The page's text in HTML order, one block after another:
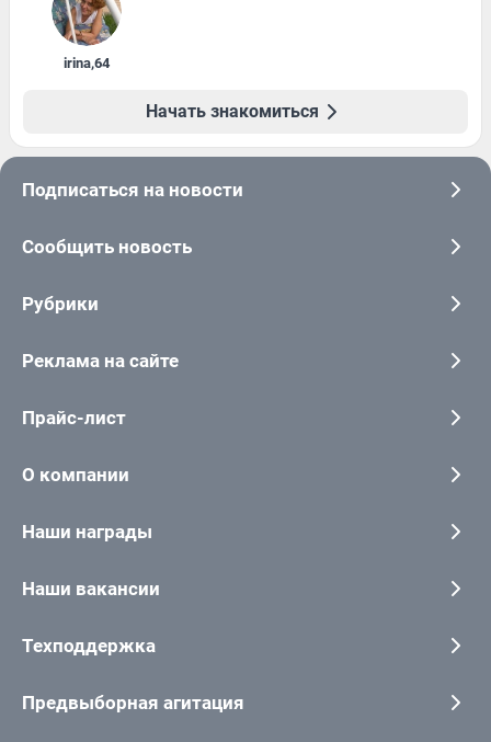
irina,64
Начать знакомиться
Подписаться на новости
Сообщить новость
Рубрики
Реклама на сайте
Прайс-лист
О компании
Наши награды
Наши вакансии
Техподдержка
Предвыборная агитация